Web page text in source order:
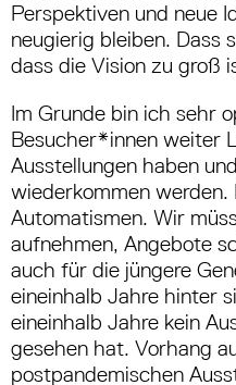
Perspektiven und neue
neugierig bleiben. Dass
dass die Vision zu groß
Im Grunde bin ich sehr
Besucher*innen weiter
Ausstellungen haben
wiederkommen werden.
Automatismen. Wir
aufnehmen, Angebote
auch für die jüngere
eineinhalb Jahre hinter
eineinhalb Jahre kein
gesehen hat. Vorhang
postpandemischen